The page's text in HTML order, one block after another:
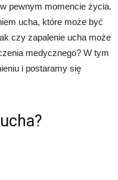
pewnym momencie życia.
ucha, które może być
czy zapalenie ucha może
medycznego? W tym
i postaramy się